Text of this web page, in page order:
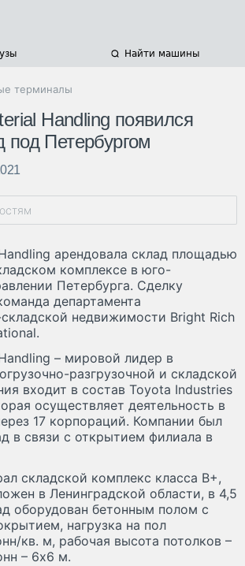
Найти машины
терминалы
Handling появился
под Петербургом
арендовала склад площадью
комплексе в юго-
Петербурга. Сделку
департамента
недвижимости Bright Rich
– мировой лидер в
разгрузочной и складской
входит в состав Toyota Industries
осуществляет деятельность в
17 корпораций. Компании был
в связи с открытием филиала в
складской комплекс класса В+,
в Ленинградской области, в 4,5
оборудован бетонным полом с
нагрузка на пол
кв. м, рабочая высота потолков –
– 6х6 м.